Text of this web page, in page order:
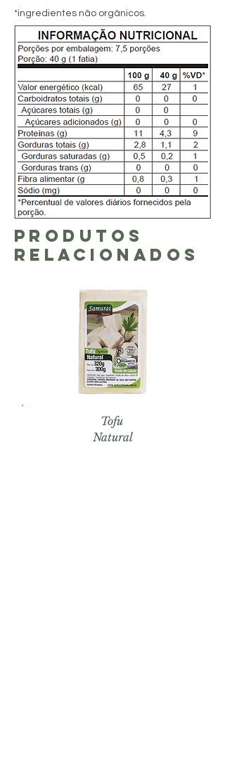
*ingredientes não orgânicos.
Produtos
Relacionados
Tofu
Natural